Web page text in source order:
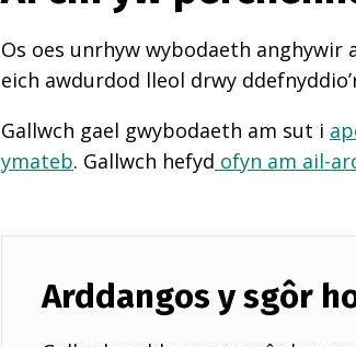
Os oes unrhyw wybodaeth anghywir
eich awdurdod lleol drwy
Gallwch gael gwybodaeth am sut i
ymateb. Gallwch hefyd ofyn am ail-
Arddangos y sgôr